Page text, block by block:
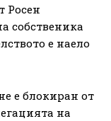
Росен
собственика
е наело
е блокиран от
на